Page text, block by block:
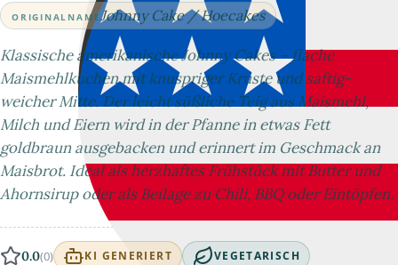
ORIGINALNAMEJohnny Cake / Hoecakes
Klassische amerikanische Johnny Cakes – flache
Maismehlkuchen mit knuspriger Kruste und saftig-
weicher Mitte. Der leicht süßliche Teig aus Maismehl,
Milch und Eiern wird in der Pfanne in etwas Fett
goldbraun ausgebacken und erinnert im Geschmack an
Maisbrot. Ideal als herzhaftes Frühstück mit Butter und
Ahornsirup oder als Beilage zu Chili, BBQ oder Eintöpfen.
0.0(0) KI GENERIERT VEGETARISCH